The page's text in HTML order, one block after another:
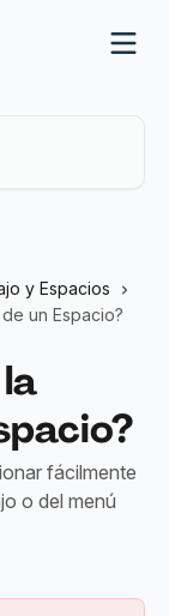
y Espacios
un Espacio?
fácilmente
o del menú